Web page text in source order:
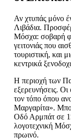
Αν χτυπάς μόνο
Λιβάδια.
Μόσχα: σοβαρή
γειτονιάς που
τουριστική, και
κεντρικά
Η περιοχή των
εξερευνήσεις.
τον τόπο όπου
Μαργαρίτα».
Οδό Αρμπάτ σε
λογοτεχνική
πρωινό.